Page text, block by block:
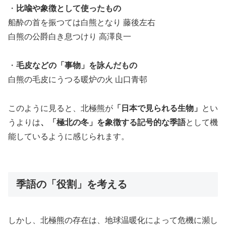
・ 比喩や象徴として使ったもの
船酔の首を振つては白熊となり 藤後左右
白熊の公爵白き息つけり 高澤良一
・ 毛皮などの「事物」を詠んだもの
白熊の毛皮にうつる暖炉の火 山口青邨
このように見ると、北極熊が 「日本で見られる生物」
とい
うよりは、「極北の冬」を象徴する記号的な季語として機
能しているように感じられます。
季語の「役割」を考える
しかし、北極熊の存在は、地球温暖化によって危機に瀕し